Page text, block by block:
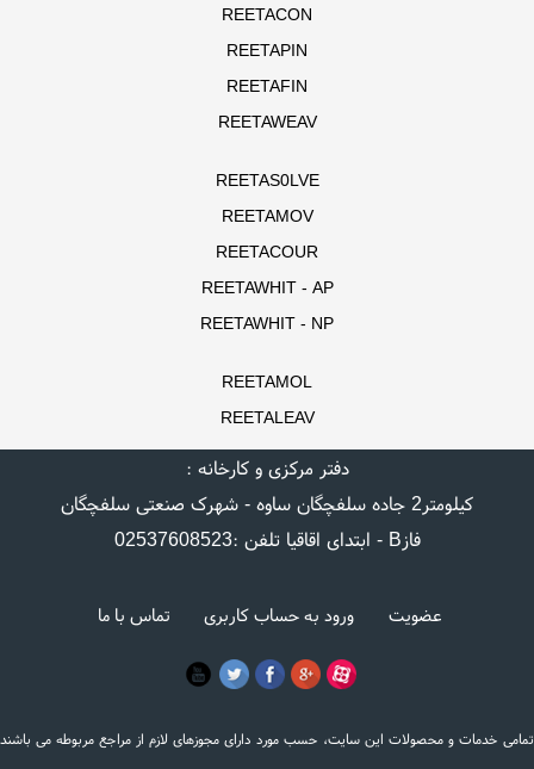
REETACON
REETAPIN
REETAFIN
REETAWEAV
REETAS0LVE
REETAMOV
REETACOUR
REETAWHIT - AP
REETAWHIT - NP
REETAMOL
REETALEAV
دفتر مرکزی و کارخانه :
کیلومتر2 جاده سلفچگان ساوه - شهرک صنعتی سلفچگان
فازB - ابتدای اقاقیا تلفن :02537608523
عضویت ورود به حساب کاربری تماس با ما
تمامی خدمات و محصولات این سایت، حسب مورد دارای مجوزهای لازم از مراجع مربوطه می باشند